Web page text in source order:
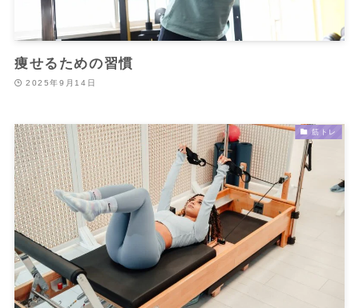
痩せるための習慣
2025年9月14日
筋トレ